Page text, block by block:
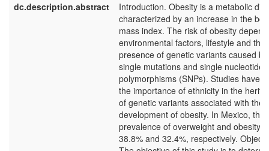
dc.description.abstract
Introduction. Obesity is a metabolic
characterized by an increase in the
mass index. The risk of obesity
environmental factors, lifestyle and the
presence of genetic variants caused by
single mutations and single nucleotide
polymorphisms (SNPs). Studies have
the importance of ethnicity in the
of genetic variants associated with the
development of obesity. In Mexico, the
prevalence of overweight and obesity is
38.8% and 32.4%, respectively.